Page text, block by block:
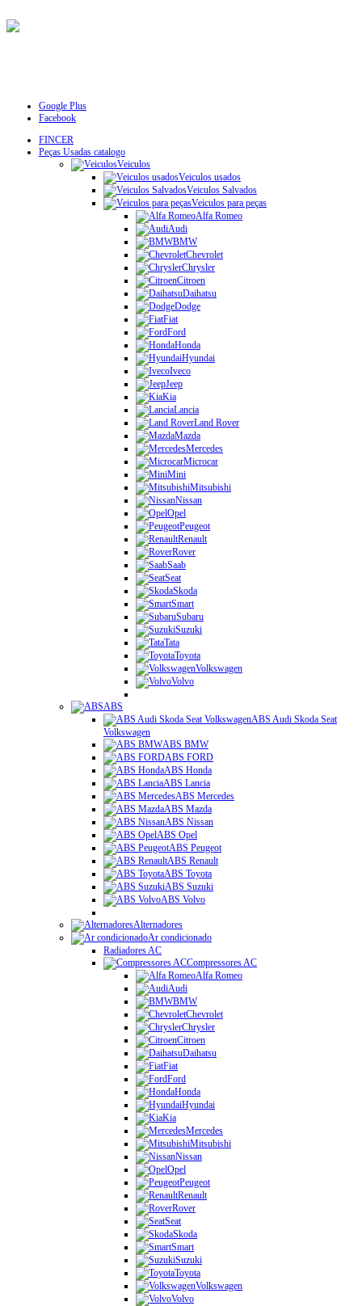
Google Plus
Facebook
FINCER
Peças Usadas catalogo
Veiculos
Veiculos usados
Veiculos Salvados
Veiculos para peças
Alfa Romeo
Audi
BMW
Chevrolet
Chrysler
Citroen
Daihatsu
Dodge
Fiat
Ford
Honda
Hyundai
Iveco
Jeep
Kia
Lancia
Land Rover
Mazda
Mercedes
Microcar
Mini
Mitsubishi
Nissan
Opel
Peugeot
Renault
Rover
Saab
Seat
Skoda
Smart
Subaru
Suzuki
Tata
Toyota
Volkswagen
Volvo
ABS
ABS Audi Skoda Seat
Volkswagen
ABS BMW
ABS FORD
ABS Honda
ABS Lancia
ABS Mercedes
ABS Mazda
ABS Nissan
ABS Opel
ABS Peugeot
ABS Renault
ABS Toyota
ABS Suzuki
ABS Volvo
Alternadores
Ar condicionado
Radiadores AC
Compressores AC
Alfa Romeo
Audi
BMW
Chevrolet
Chrysler
Citroen
Daihatsu
Fiat
Ford
Honda
Hyundai
Kia
Mercedes
Mitsubishi
Nissan
Opel
Peugeot
Renault
Rover
Seat
Skoda
Smart
Suzuki
Toyota
Volkswagen
Volvo